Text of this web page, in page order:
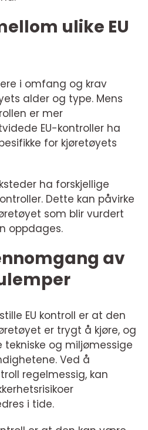
ulike EU
i omfang og krav
alder og type. Mens
er mer
EU-kontroller ha
for kjøretøyets
ha forskjellige
Dette kan påvirke
som blir vurdert
oppdages.
av
EU kontroll er at den
er trygt å kjøre, og
og miljømessige
Ved å
regelmessig, kan
i tide.